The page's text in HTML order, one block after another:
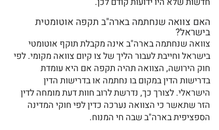
האם צוואה שנחתמה בארה"ב תקפה אוטומטית
בישראל?
צוואה שנחתמה בארה"ב אינה מקבלת תוקף אוטומטי
בישראל וחייבת לעבור הליך של צו קיום צוואה מקומי. לפי
חוק הירושה, הצוואה תהיה תקפה אם היא עומדת
בדרישות הדין במקום בו נחתמה או בדרישות הדין
הישראלי. לצורך כך, נדרשת לרוב חוות דעת מומחה לדין
הזר שתאשר כי הצוואה נערכה כדין לפי חוקי המדינה
הספציפית בארה"ב שבה חי המנוח.